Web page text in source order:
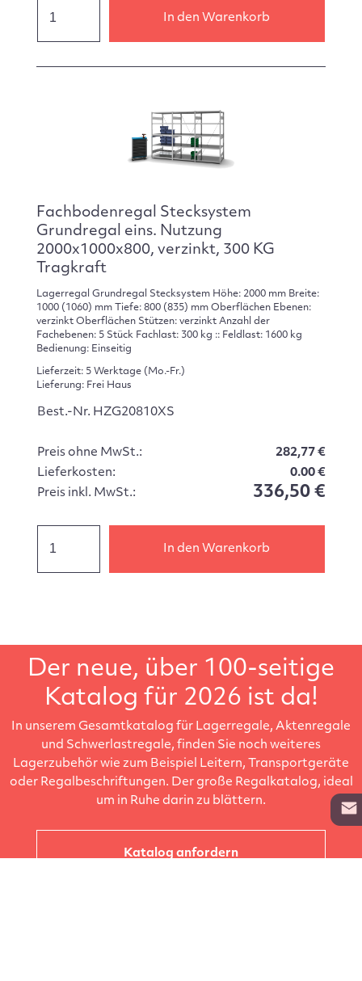
In den Warenkorb
Fachbodenregal Stecksystem
Grundregal eins. Nutzung
2000x1000x800, verzinkt, 300 KG
Tragkraft
Lagerregal Grundregal Stecksystem Höhe: 2000 mm Breite:
1000 (1060) mm Tiefe: 800 (835) mm Oberflächen Ebenen:
verzinkt Oberflächen Stützen: verzinkt Anzahl der
Fachebenen: 5 Stück Fachlast: 300 kg :: Feldlast: 1600 kg
Bedienung: Einseitig
Lieferzeit: 5 Werktage (Mo.-Fr.)
Lieferung: Frei Haus
Best.-Nr. HZG20810XS
Preis ohne MwSt.:
282,77 €
Lieferkosten:
0.00 €
Preis inkl. MwSt.:
336,50 €
In den Warenkorb
Der neue, über 100-seitige
Katalog für 2026 ist da!
In unserem Gesamtkatalog für Lagerregale, Aktenregale
und Schwerlastregale, finden Sie noch weiteres
Lagerzubehör wie zum Beispiel Leitern, Transportgeräte
oder Regalbeschriftungen. Der große Regalkatalog, ideal
um in Ruhe darin zu blättern.
Katalog anfordern